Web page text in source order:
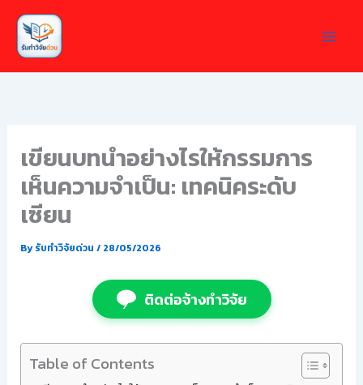
Skip
content
เขียนบทนำอย่างไรให้กรรมการ
เห็นความจำเป็น: เทคนิคระดับ
เซียน
Byรับทำวิจัยด่วน / 28/05/2026
ติดต่อจ้างทำวิจัย
Table of Contents